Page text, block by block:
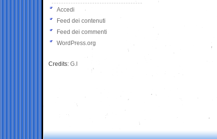
Accedi
Feed dei contenuti
Feed dei commenti
WordPress.org
Credits: G.I